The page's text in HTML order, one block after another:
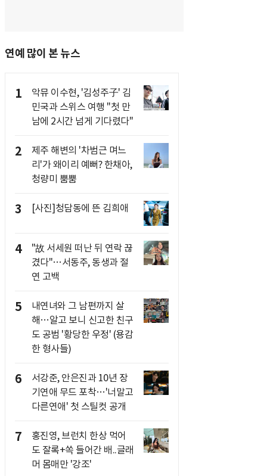
연예 많이 본 뉴스
1
악뮤 이수현, '김성주子' 김
민국과 스위스 여행 "첫 만
남에 2시간 넘게 기다렸다"
2
제주 해변의 '차범근 며느
리'가 왜이리 예뻐? 한채아,
청량미 뿜뿜
3 [사진]청담동에 뜬 김희애
4
"故 서세원 떠난 뒤 연락 끊
겼다"…서동주, 동생과 절
연 고백
5
내연녀와 그 남편까지 살
해…알고 보니 신고한 친구
도 공범 '황당한 우정' (용감
한 형사들)
6
서강준, 안은진과 10년 장
기연애 무드 포착…'너말고
다른연애' 첫 스틸컷 공개
7
홍진영, 브런치 한상 먹어
도 잘록+쏙 들어간 배..글래
머 몸매만 '강조'